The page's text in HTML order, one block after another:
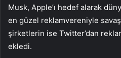
Musk, Apple’ı hedef alarak
en güzel reklamvereniyle
şirketlerin ise Twitter’dan
ekledi.